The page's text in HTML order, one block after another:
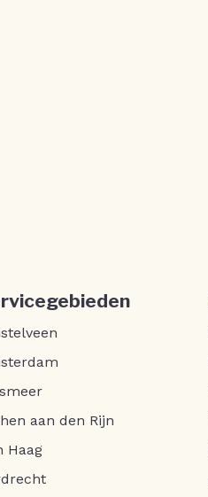
aan den Rijn
Haag